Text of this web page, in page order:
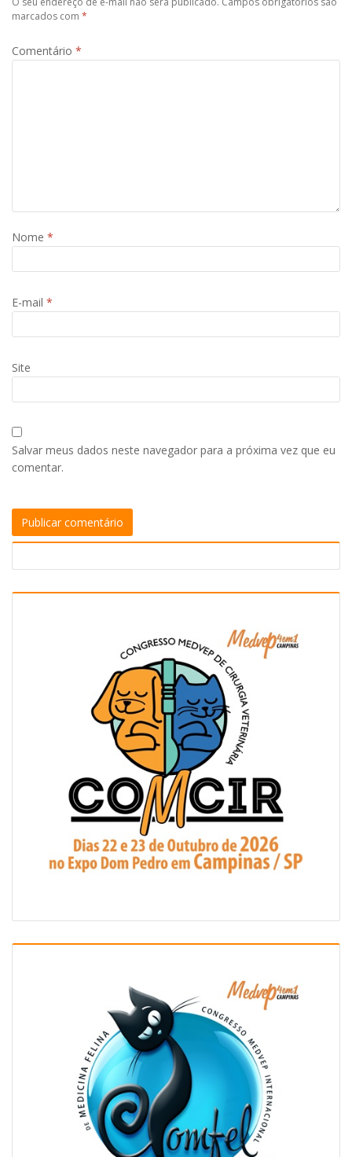
marcados com *
Comentário *
Nome *
E-mail *
Site
Salvar meus dados neste navegador para a próxima vez que eu
comentar.